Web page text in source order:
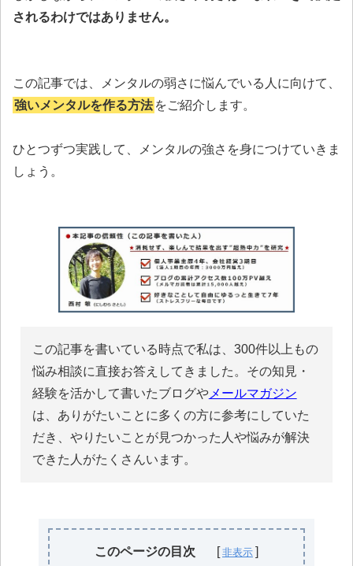
されるわけではありません。
この記事では、メンタルの弱さに悩んでいる人に向けて、
強いメンタルを作る方法 をご紹介します。
ひとつずつ実践して、メンタルの強さを身につけていきま
しょう。
この記事を書いている時点で私は、300件以上もの
悩み相談に直接お答えしてきました。その知見・
経験を活かして書いたブログやメールマガジン
は、ありがたいことに多くの方に参考にしていた
だき、やりたいことが見つかった人や悩みが解決
できた人がたくさんいます。
このページの目次